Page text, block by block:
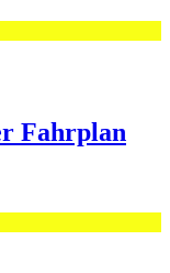
Fahrplan